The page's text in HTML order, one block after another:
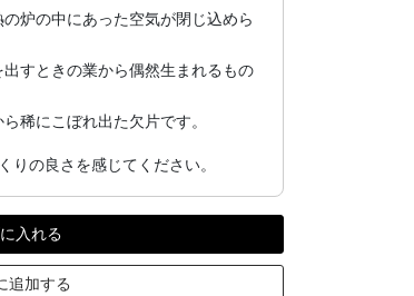
炉の中にあった空気が閉じ込めら
すときの業から偶然生まれるもの
稀にこぼれ出た欠片です。
りの良さを感じてください。
入れる
追加する